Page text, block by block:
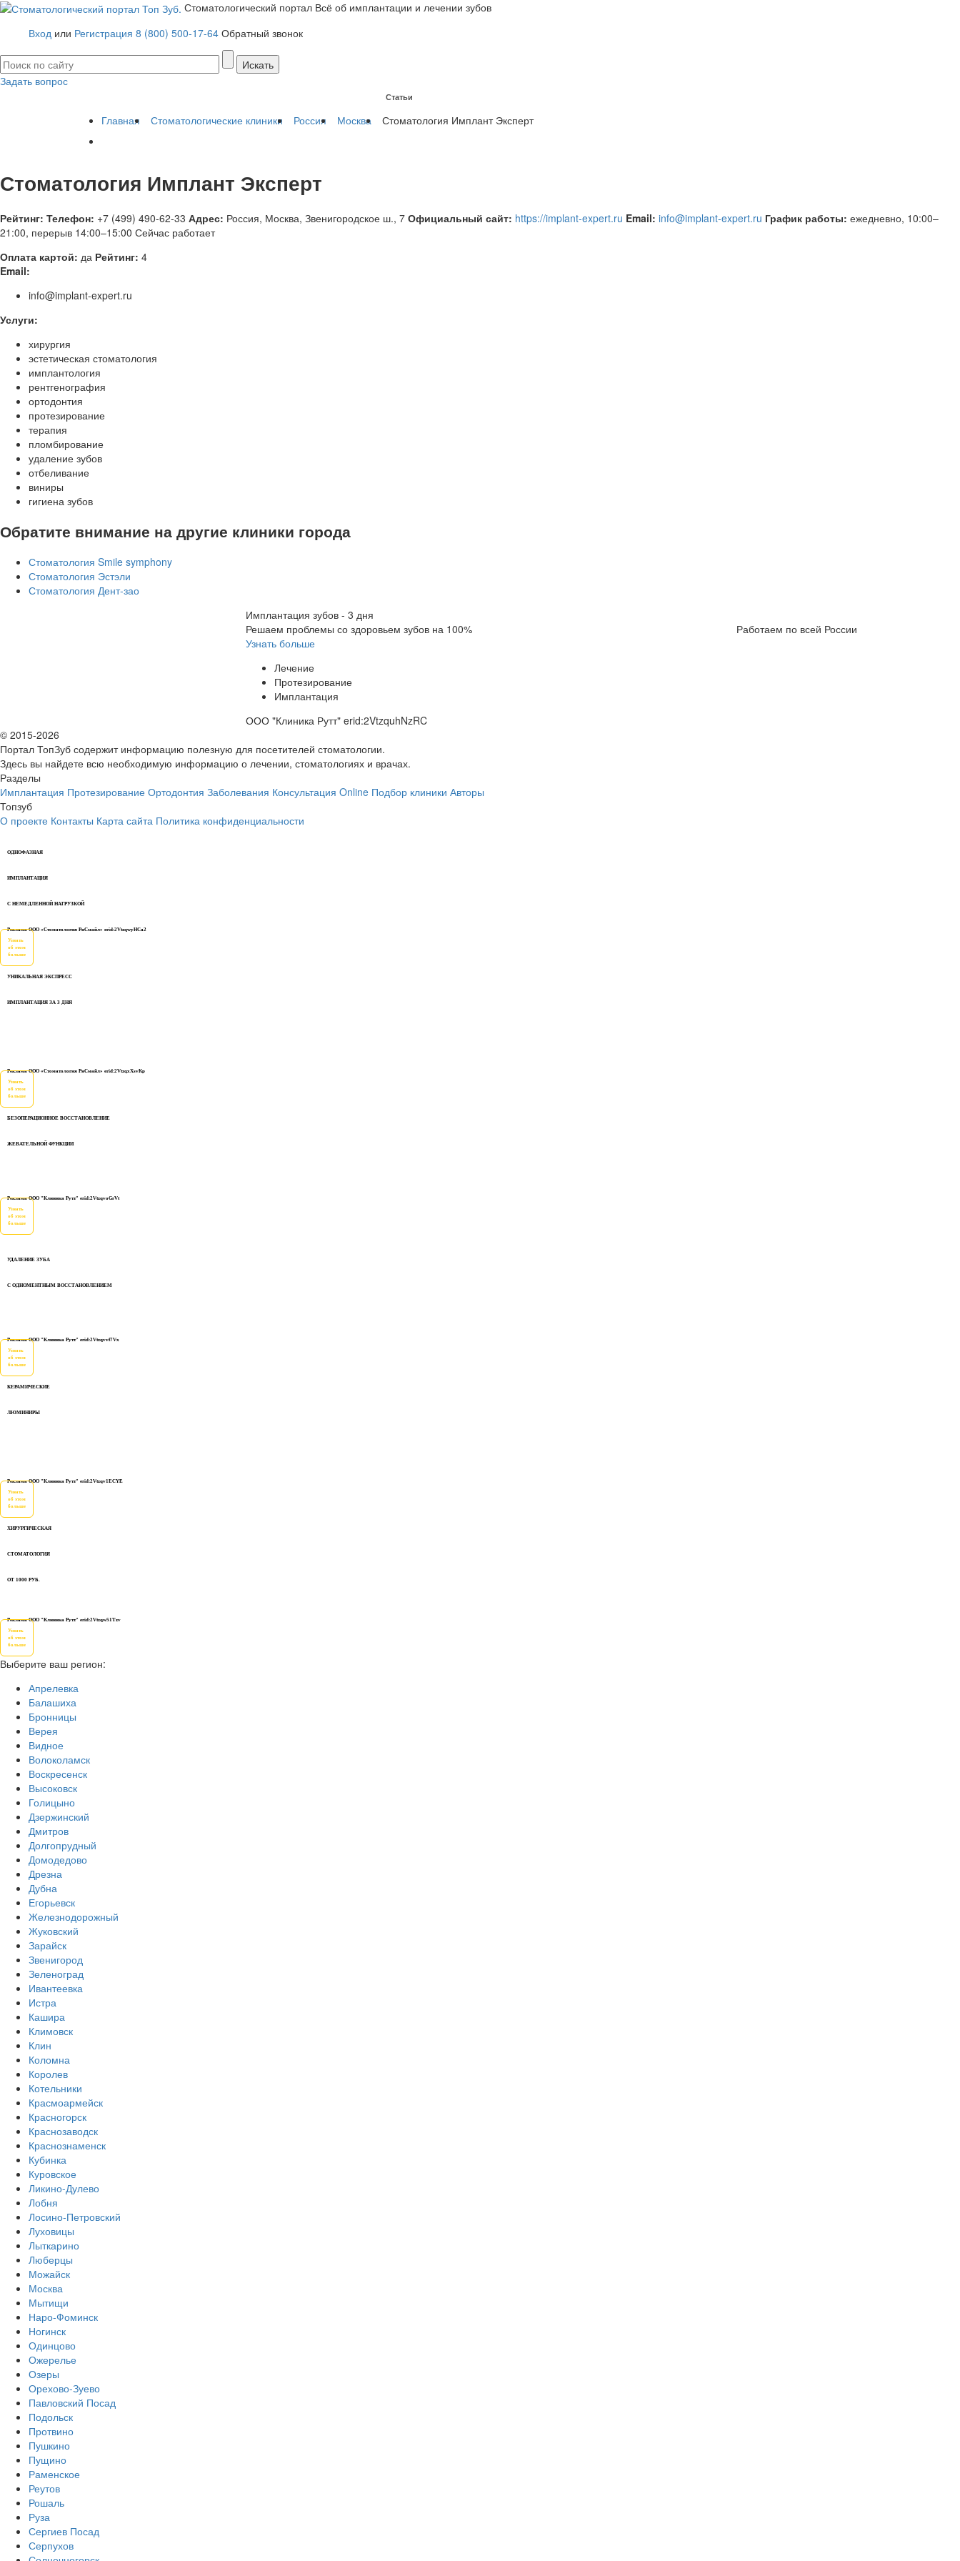
Стоматологический портал Всё об имплантации и лечении зубов
Вход или Регистрация 8 (800) 500-17-64 Обратный звонок
Задать вопрос
Статьи
Главная Стоматологические клиники Россия Москва Стоматология Имплант Эксперт
Стоматология Имплант Эксперт
Рейтинг: Телефон: +7 (499) 490-62-33 Адрес: Россия, Москва, Звенигородское ш., 7 Официальный сайт: https://implant-expert.ru Email: info@implant-expert.ru График работы: ежедневно, 10:00–
21:00, перерыв 14:00–15:00 Сейчас работает
Оплата картой: да Рейтинг: 4
Email:
info@implant-expert.ru
Услуги:
хирургия
эстетическая стоматология
имплантология
рентгенография
ортодонтия
протезирование
терапия
пломбирование
удаление зубов
отбеливание
виниры
гигиена зубов
Обратите внимание на другие клиники города
Стоматология Smile symphony
Стоматология Эстэли
Стоматология Дент-зао
Имплантация зубов - 3 дня
Решаем проблемы со здоровьем зубов на 100%
Узнать больше
Лечение
Протезирование
Имплантация
ООО "Клиника Рутт" erid:2VtzquhNzRC
Работаем по всей России
© 2015-2026
Портал ТопЗуб содержит информацию полезную для посетителей стоматологии.
Здесь вы найдете всю необходимую информацию о лечении, стоматологиях и врачах.
Разделы
Имплантация Протезирование Ортодонтия Заболевания Консультация Online Подбор клиники Авторы
Топзуб
О проекте Контакты Карта сайта Политика конфиденциальности
ОДНОФАЗНАЯ
ИМПЛАНТАЦИЯ
С НЕМЕДЛЕННОЙ НАГРУЗКОЙ
Реклама ООО «Стоматология РиСмайл» erid:2VtzqwyHCa2
Узнать
об этом
больше
УНИКАЛЬНАЯ ЭКСПРЕСС
ИМПЛАНТАЦИЯ ЗА 3 ДНЯ
Реклама ООО «Стоматология РиСмайл» erid:2VtzqxXsvKp
Узнать
об этом
больше
БЕЗОПЕРАЦИОННОЕ ВОССТАНОВЛЕНИЕ
ЖЕВАТЕЛЬНОЙ ФУНКЦИИ
Реклама ООО "Клиника Рутт" erid:2VtzqvoGrVt
Узнать
об этом
больше
УДАЛЕНИЕ ЗУБА
С ОДНОМЕНТНЫМ ВОССТАНОВЛЕНИЕМ
Реклама ООО "Клиника Рутт" erid:2Vtzqvvf7Vx
Узнать
об этом
больше
КЕРАМИЧЕСКИЕ
ЛЮМИНИРЫ
Реклама ООО "Клиника Рутт" erid:2Vtzqv1ECYE
Узнать
об этом
больше
ХИРУРГИЧЕСКАЯ
СТОМАТОЛОГИЯ
ОТ 1000 РУБ.
Реклама ООО "Клиника Рутт" erid:2Vtzqw51Tzv
Узнать
об этом
больше
Выберите ваш регион:
Апрелевка
Балашиха
Бронницы
Верея
Видное
Волоколамск
Воскресенск
Высоковск
Голицыно
Дзержинский
Дмитров
Долгопрудный
Домодедово
Дрезна
Дубна
Егорьевск
Железнодорожный
Жуковский
Зарайск
Звенигород
Зеленоград
Ивантеевка
Истра
Кашира
Климовск
Клин
Коломна
Королев
Котельники
Красмоармейск
Красногорск
Краснозаводск
Краснознаменск
Кубинка
Куровское
Ликино-Дулево
Лобня
Лосино-Петровский
Луховицы
Лыткарино
Люберцы
Можайск
Москва
Мытищи
Наро-Фоминск
Ногинск
Одинцово
Ожерелье
Озеры
Орехово-Зуево
Павловский Посад
Подольск
Протвино
Пушкино
Пущино
Раменское
Реутов
Рошаль
Руза
Сергиев Посад
Серпухов